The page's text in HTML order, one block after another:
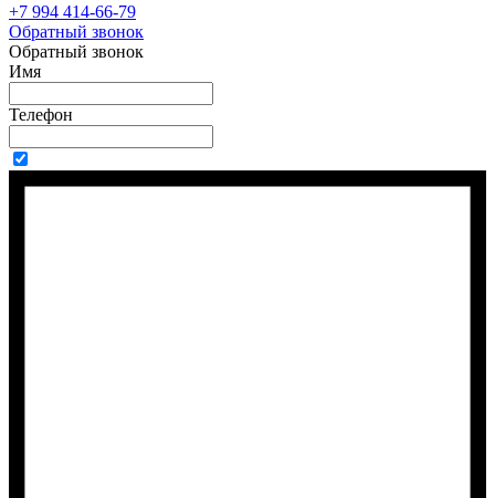
+7 994 414-66-79
Обратный звонок
Обратный звонок
Имя
Телефон